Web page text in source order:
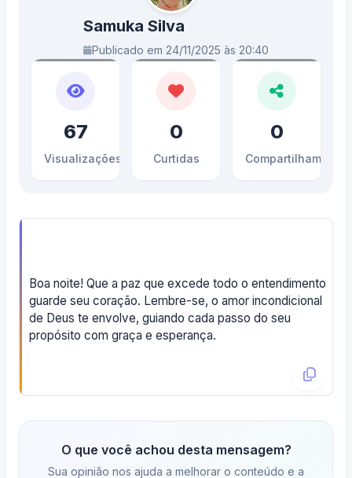
Samuka Silva
Publicado em 24/11/2025 às 20:40
67
Visualizações
0
Curtidas
0
Compartilhamentos
Boa noite! Que a paz que excede todo o entendimento
guarde seu coração. Lembre-se, o amor incondicional
de Deus te envolve, guiando cada passo do seu
propósito com graça e esperança.
O que você achou desta mensagem?
Sua opinião nos ajuda a melhorar o conteúdo e a